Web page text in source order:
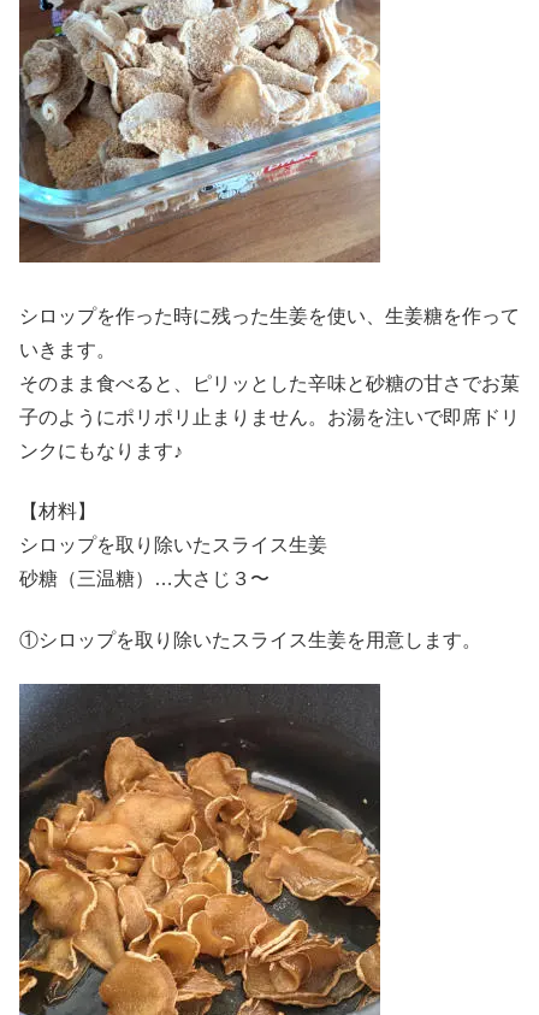
シロップを作った時に残った生姜を使い、生姜糖を作って
いきます。
そのまま食べると、ピリッとした辛味と砂糖の甘さでお菓
子のようにポリポリ止まりません。お湯を注いで即席ドリ
ンクにもなります♪
【材料】
シロップを取り除いたスライス生姜
砂糖（三温糖）…大さじ３〜
①シロップを取り除いたスライス生姜を用意します。